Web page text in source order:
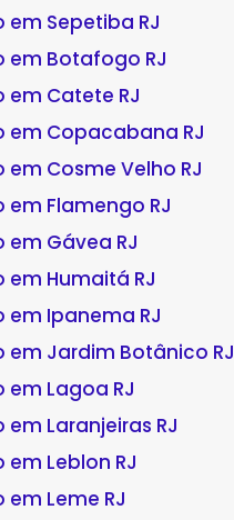
em Sepetiba RJ
em Botafogo RJ
em Catete RJ
em Copacabana RJ
em Cosme Velho RJ
em Flamengo RJ
em Gávea RJ
em Humaitá RJ
em Ipanema RJ
em Jardim Botânico RJ
em Lagoa RJ
em Laranjeiras RJ
em Leblon RJ
em Leme RJ